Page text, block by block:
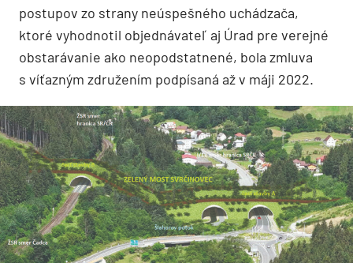
postupov zo strany neúspešného uchádzača,
ktoré vyhodnotil objednávateľ aj Úrad pre verejné
obstarávanie ako neopodstatnené, bola zmluva
s víťazným združením podpísaná až v máji 2022.